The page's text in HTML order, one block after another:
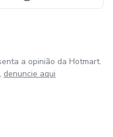
a opinião da Hotmart.
denuncie aqui